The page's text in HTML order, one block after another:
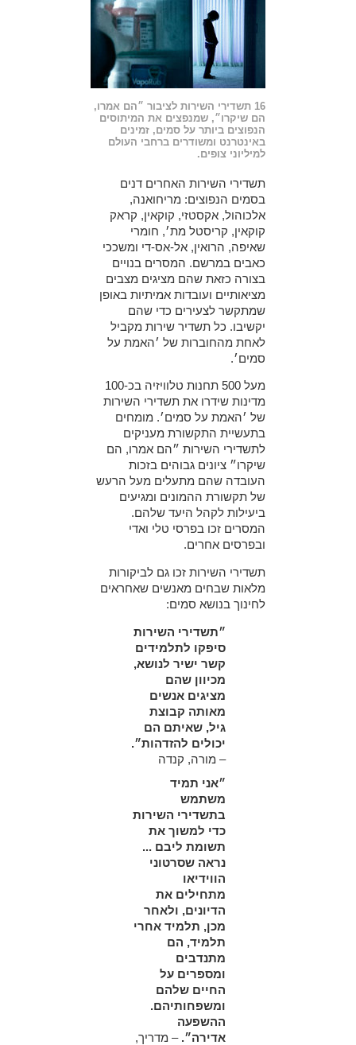
16 תשדירי השירות לציבור ״הם אמרו,
הם שיקרו״, שמנפצים את המיתוסים
הנפוצים ביותר על סמים, זמינים
באינטרנט ומשודרים ברחבי העולם
למיליוני צופים.
תשדירי השירות האחרים דנים
בסמים הנפוצים: מריחואנה,
אלכוהול, אקסטזי, קוקאין, קראק
קוקאין, קריסטל מת׳, חומרי
שאיפה, הרואין, אל-אס-די ומשככי
כאבים במרשם. המסרים בנויים
בצורה כזאת שהם מציגים מצבים
מציאותיים ועובדות אמיתיות באופן
שמתקשר לצעירים כדי שהם
יקשיבו. כל תשדיר שירות מקביל
לאחת מהחוברות של ׳האמת על
סמים׳.
מעל 500 תחנות טלוויזיה בכ-100
מדינות שידרו את תשדירי השירות
של ׳האמת על סמים׳. מומחים
בתעשיית התקשורת מעניקים
לתשדירי השירות ״הם אמרו, הם
שיקרו״ ציונים גבוהים בזכות
העובדה שהם מתעלים מעל הרעש
של תקשורת ההמונים ומגיעים
ביעילות לקהל היעד שלהם.
המסרים זכו בפרסי טלי ואדי
ובפרסים אחרים.
תשדירי השירות זכו גם לביקורות
מלאות שבחים מאנשים שאחראים
לחינוך בנושא סמים:
״תשדירי השירות
סיפקו לתלמידים
קשר ישיר לנושא,
מכיוון שהם
מציגים אנשים
מאותה קבוצת
גיל, שאיתם הם
יכולים להזדהות״.
– מורה, קנדה
״אני תמיד
משתמש
בתשדירי השירות
כדי למשוך את
תשומת ליבם ...
נראה שסרטוני
הווידיאו
מתחילים את
הדיונים, ולאחר
מכן, תלמיד אחרי
תלמיד, הם
מתנדבים
ומספרים על
החיים שלהם
ומשפחותיהם.
ההשפעה
אדירה״.– מדריך,